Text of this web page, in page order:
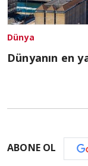
Dünya
Dünyanın en
ABONE OL